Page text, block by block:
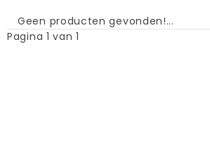
Geen producten gevonden!...
Pagina 1 van 1